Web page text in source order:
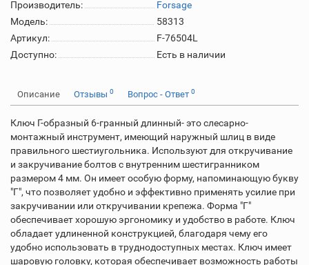
Производитель:
Forsage
Модель:
58313
Артикул:
F-76504L
Доступно:
Есть в наличии
Описание Отзывы 0 Вопрос - Ответ 0
Ключ Г-образный 6-гранный длинный- это слесарно-
монтажный инструмент, имеющий наружный шлиц в виде
правильного шестиугольника. Используют для откручивание
и закручивание болтов с внутренним шестигранником
размером 4 мм. Он имеет особую форму, напоминающую букву
"Г", что позволяет удобно и эффективно применять усилие при
закручивании или откручивании крепежа. Форма "Г"
обеспечивает хорошую эргономику и удобство в работе. Ключ
обладает удлиненной конструкцией, благодаря чему его
удобно использовать в труднодоступных местах. Ключ имеет
шаровую головку, которая обеспечивает возможность работы